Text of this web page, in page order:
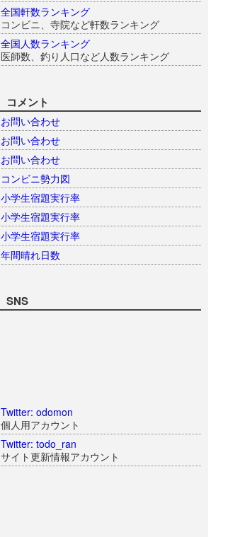
全国軒数ランキング
コンビニ、寺院など軒数ランキング
全国人数ランキング
医師数、釣り人口など人数ランキング
コメント
お問い合わせ
お問い合わせ
お問い合わせ
コンビニ勢力図
小学生宿題実行率
小学生宿題実行率
小学生宿題実行率
年間晴れ日数
SNS
Twitter: odomon
個人用アカウント
Twitter: todo_ran
サイト更新情報アカウント